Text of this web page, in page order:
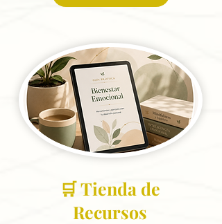
🛒 Tienda de
Recursos